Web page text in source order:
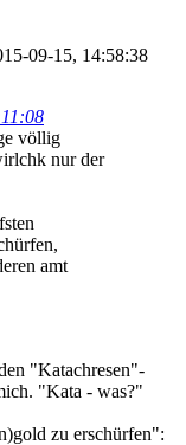
09-15, 14:58:38
völlig
nur der
amt
"Katachresen"-
"Kata - was?"
zu erschürfen":